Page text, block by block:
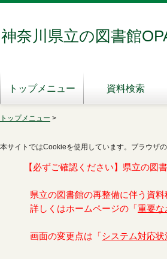
神奈川県立の図書館
トップメニュー 資料検索
トップメニュー >
本サイトではCookieを使用しています。ブラウザ
【必ずご確認ください】県立の図
県立の図書館の再整備に伴う資
詳しくはホームページの「 重要な
画面の変更点は「 システム対応状